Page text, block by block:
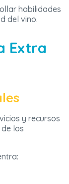
habilidades
del vino.
Extra
y recursos
los